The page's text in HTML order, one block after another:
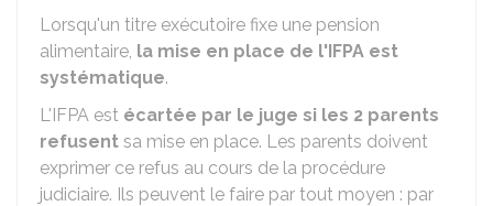
Lorsqu'un titre exécutoire fixe une pension
alimentaire, la mise en place de l'IFPA est
systématique.
L'IFPA est écartée par le juge si les 2 parents
refusent sa mise en place. Les parents doivent
exprimer ce refus au cours de la procédure
judiciaire. Ils peuvent le faire par tout moyen : par